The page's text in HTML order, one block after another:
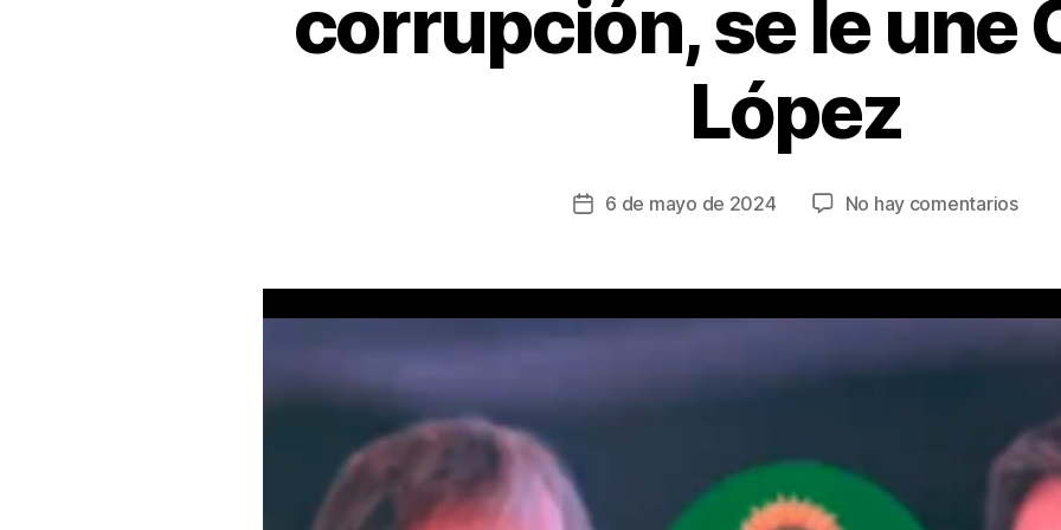
corrupción, se le une
López
Fecha
entrada
6 de mayo de 2024 No hay comentariosen
se
ante
de